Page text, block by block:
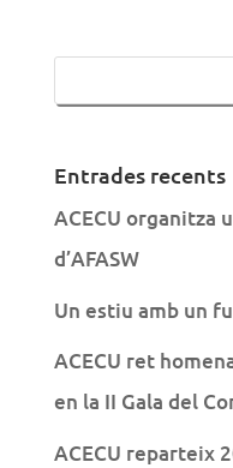
Entrades recents
ACECU organitza
d’AFASW
Un estiu amb un
ACECU ret
en la II Gala del
ACECU reparteix